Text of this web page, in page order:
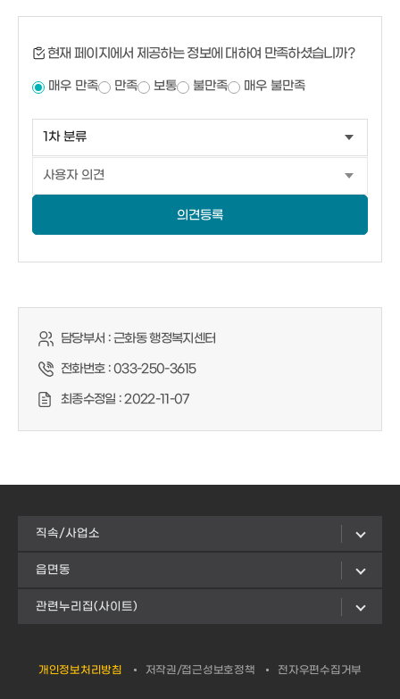
현재 페이지에서 제공하는 정보에 대하여 만족하셨습니까?
매우 만족 만족 보통 불만족 매우 불만족
의견등록
담당부서 :근화동 행정복지센터
전화번호 :033-250-3615
최종수정일 :2022-11-07
직속/사업소
읍면동
관련누리집(사이트)
개인정보처리방침 저작권/접근성보호정책 전자우편수집거부